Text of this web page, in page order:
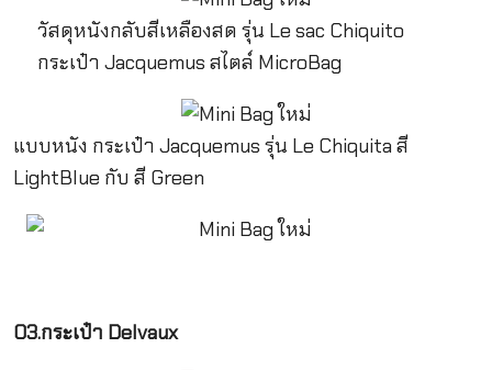
วัสดุหนังกลับสีเหลืองสด รุ่น Le sac Chiquito
กระเป๋า Jacquemus สไตล์ MicroBag
แบบหนัง กระเป๋า Jacquemus รุ่น Le Chiquita สี
LightBlue กับ สี Green
03.กระเป๋า Delvaux